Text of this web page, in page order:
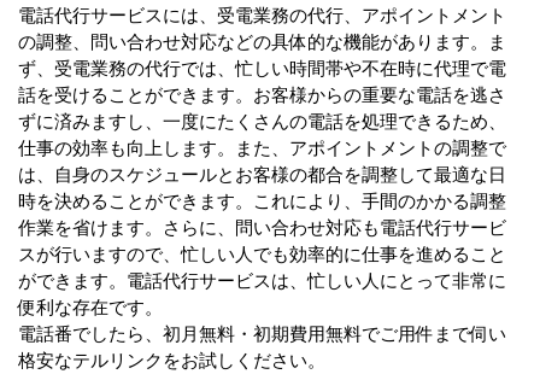
電話代行サービスには、受電業務の代行、アポイントメント
の調整、問い合わせ対応などの具体的な機能があります。ま
ず、受電業務の代行では、忙しい時間帯や不在時に代理で電
話を受けることができます。お客様からの重要な電話を逃さ
ずに済みますし、一度にたくさんの電話を処理できるため、
仕事の効率も向上します。また、アポイントメントの調整で
は、自身のスケジュールとお客様の都合を調整して最適な日
時を決めることができます。これにより、手間のかかる調整
作業を省けます。さらに、問い合わせ対応も電話代行サービ
スが行いますので、忙しい人でも効率的に仕事を進めること
ができます。電話代行サービスは、忙しい人にとって非常に
便利な存在です。
電話番でしたら、初月無料・初期費用無料でご用件まで伺い
格安なテルリンクをお試しください。